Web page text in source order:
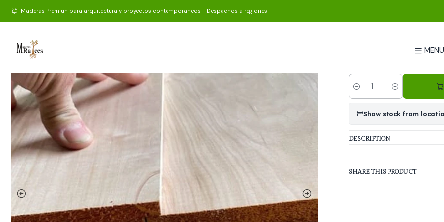
MENU
Maderas Premiun para arquitectura y proyectos contemporaneos - Despachos a regiones
Quantity
Show stock from
DESCRIPTION
SHARE THIS PRODUCT